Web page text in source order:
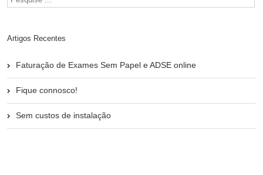
Artigos Recentes
Faturação de Exames Sem Papel e ADSE online
Fique connosco!
Sem custos de instalação